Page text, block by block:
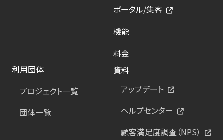
ポータル/集客
機能
料金
利用団体
プロジェクト一覧
団体一覧
資料
アップデート
ヘルプセンター
顧客満足度調査（NPS）